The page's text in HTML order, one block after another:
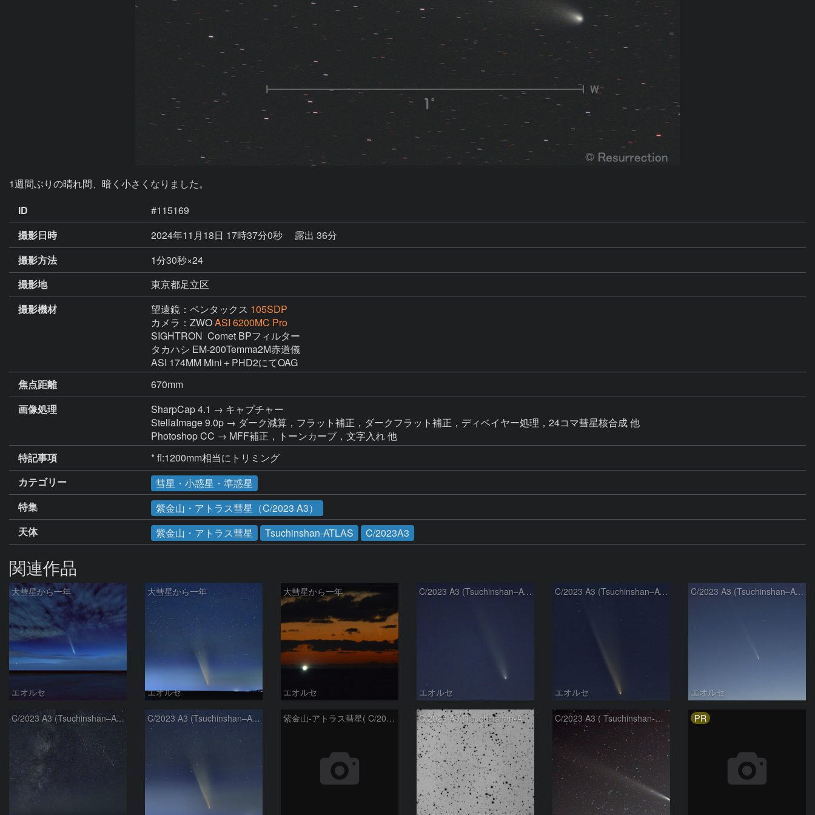
1週間ぶりの晴れ間、暗く小さくなりました。
ID
#115169
撮影日時
2024年11月18日 17時37分0秒
露出 36分
撮影方法
1分30秒×24
撮影地
東京都足立区
撮影機材
望遠鏡：ペンタックス 105SDP
カメラ：ZWOASI 6200MC Pro
SIGHTRON  Comet BPフィルター
タカハシ EM-200Temma2M赤道儀
ASI 174MM Mini＋PHD2にてOAG
焦点距離
670mm
画像処理
SharpCap 4.1 → キャプチャー
StellaImage 9.0p → ダーク減算，フラット補正，ダークフラット補正，ディベイヤー処理，24コマ彗星核合成 他
Photoshop CC → MFF補正，トーンカーブ，文字入れ 他
特記事項
* fl:1200mm相当にトリミング
カテゴリー
彗星・小惑星・準惑星
特集
紫金山・アトラス彗星（C/2023 A3）
天体
紫金山・アトラス彗星 Tsuchinshan-ATLAS C/2023A3
関連作品
大彗星から一年
エオルセ
大彗星から一年
エオルセ
大彗星から一年
エオルセ
C/2023 A3 (Tsuchinshan–ATLAS)
エオルセ
C/2023 A3 (Tsuchinshan–ATLAS)
エオルセ
C/2023 A3 (Tsuchinshan–ATLAS)
エオルセ
C/2023 A3 (Tsuchinshan–ATLAS)と天の川 C/2023 A3 (Tsuchinshan–ATLAS) 紫金山-アトラス彗星( C/2023A3 )：2025/09/16 C/2023 A3 (Tsuchinshan-ATLAS) C/2023 A3 ( Tsuchinshan-ATLAS ) PR